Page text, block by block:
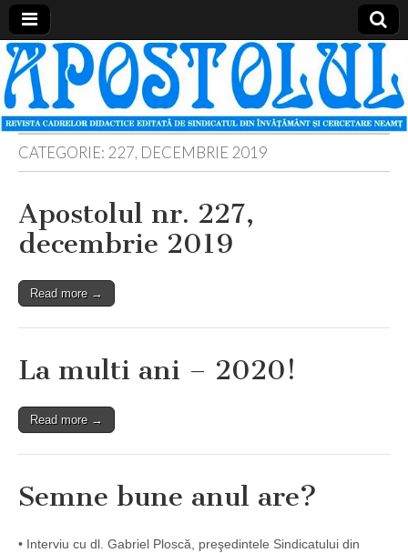
Apostolul
Revista
cadrelor
didactice
din
judetul
Neamt
CATEGORIE: 227, DECEMBRIE 2019
Apostolul nr. 227,
decembrie 2019
Read more →
La multi ani – 2020!
Read more →
Semne bune anul are?
• Interviu cu dl. Gabriel Ploscă, preşedintele Sindicatului din